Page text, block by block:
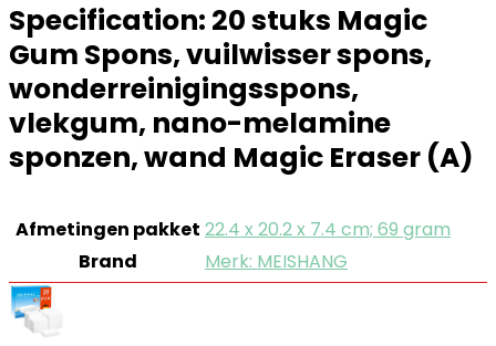
Specification: 20 stuks Magic
Gum Spons, vuilwisser spons,
wonderreinigingsspons,
vlekgum, nano-melamine
sponzen, wand Magic Eraser (A)
Afmetingen pakket ‎22.4 x 20.2 x 7.4 cm; 69 gram
Brand
Merk: MEISHANG